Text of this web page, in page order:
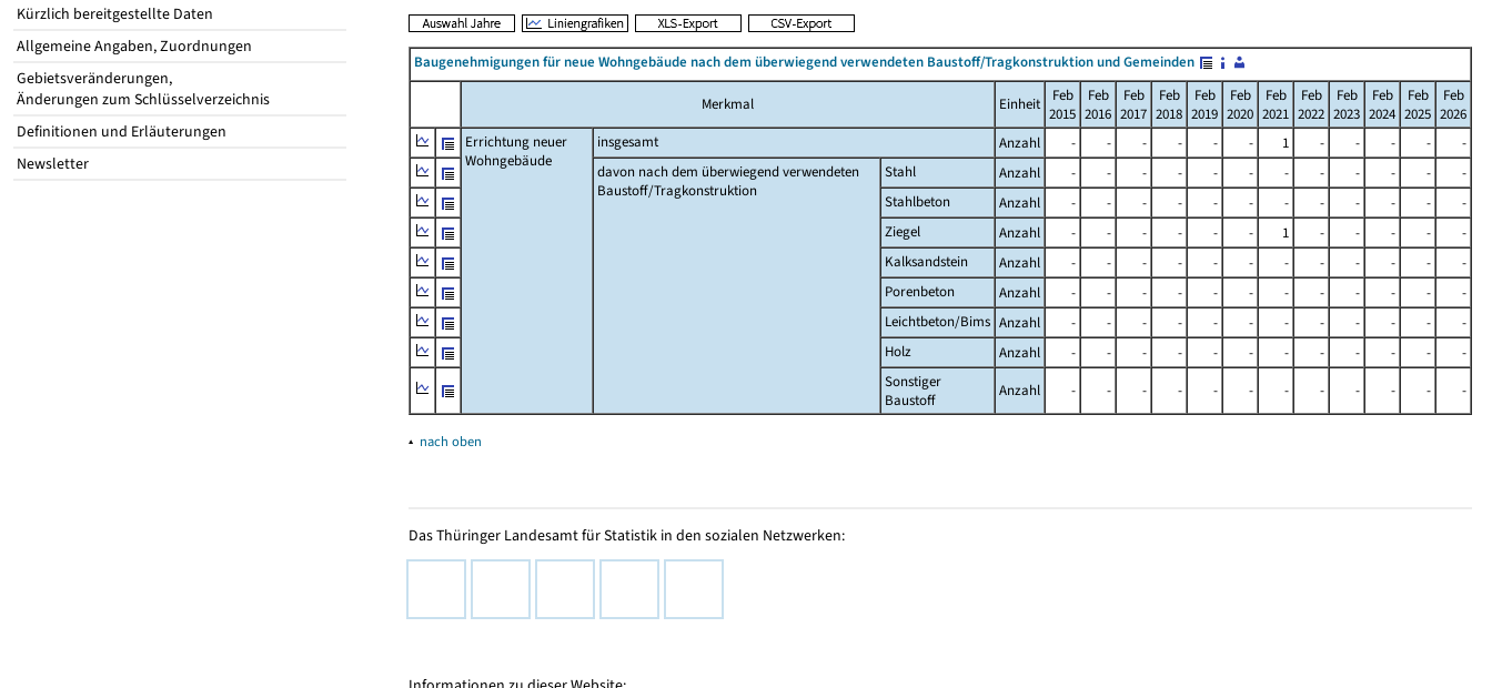
Kürzlich bereitgestellte Daten
Allgemeine Angaben, Zuordnungen
Gebietsveränderungen,
Änderungen zum Schlüsselverzeichnis
Definitionen und Erläuterungen
Newsletter
Baugenehmigungen für neue Wohngebäude nach dem überwiegend verwendeten Baustoff/Tragkonstruktion und Gemeinden
Merkmal Einheit
Feb
2015
Feb
2016
Feb
2017
Feb
2018
Feb
2019
Feb
2020
Feb
2021
Feb
2022
Feb
2023
Feb
2024
Feb
2025
Feb
2026
Errichtung neuer
Wohngebäude
insgesamt Anzahl - - - - - - 1 - - - -
-
davon nach dem überwiegend verwendeten
Baustoff/Tragkonstruktion
Stahl Anzahl - - - - - - - - - - -
-
Stahlbeton
Anzahl - - - - - - - - - - -
-
Ziegel
Anzahl - - - - - - 1 - - - -
-
Kalksandstein
Anzahl - - - - - - - - - - -
-
Porenbeton
Anzahl - - - - - - - - - - -
-
Leichtbeton/Bims Anzahl - - - - - - - - - - -
-
Holz
Anzahl - - - - - - - - - - -
-
Sonstiger
Baustoff
Anzahl - - - - - - - - - - - -
▴ nach oben
Das Thüringer Landesamt für Statistik in den sozialen Netzwerken: